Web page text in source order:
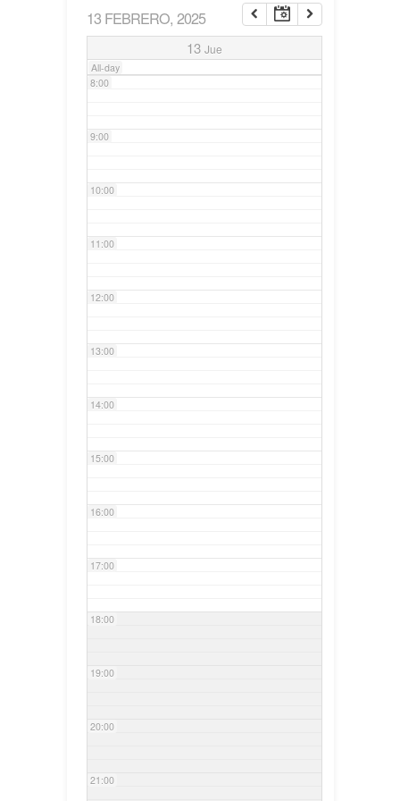
13 FEBRERO, 2025
13 Jue
All-day
7:00
8:00
9:00
10:00
11:00
12:00
13:00
14:00
15:00
16:00
17:00
18:00
19:00
20:00
21:00